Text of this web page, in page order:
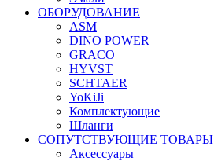
ОБОРУДОВАНИЕ
ASM
DINO POWER
GRACO
HYVST
SCHTAER
YoKiJi
Комплектующие
Шланги
СОПУТСТВУЮЩИЕ ТОВАРЫ
Аксессуары